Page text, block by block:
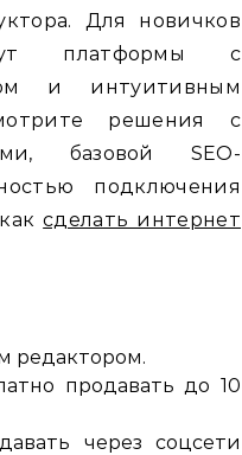
Для новичков
платформы с
и интуитивным
решения с
базовой SEO-
подключения
сделать интернет
редактором.
продавать до 10
через соцсети